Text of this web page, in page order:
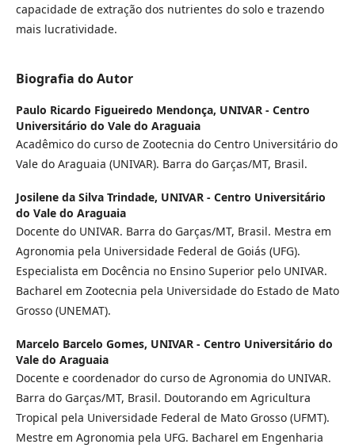
capacidade de extração dos nutrientes do solo e trazendo
mais lucratividade.
Biografia do Autor
Paulo Ricardo Figueiredo Mendonça, UNIVAR - Centro
Universitário do Vale do Araguaia
Acadêmico do curso de Zootecnia do Centro Universitário do
Vale do Araguaia (UNIVAR). Barra do Garças/MT, Brasil.
Josilene da Silva Trindade, UNIVAR - Centro Universitário
do Vale do Araguaia
Docente do UNIVAR. Barra do Garças/MT, Brasil. Mestra em
Agronomia pela Universidade Federal de Goiás (UFG).
Especialista em Docência no Ensino Superior pelo UNIVAR.
Bacharel em Zootecnia pela Universidade do Estado de Mato
Grosso (UNEMAT).
Marcelo Barcelo Gomes, UNIVAR - Centro Universitário do
Vale do Araguaia
Docente e coordenador do curso de Agronomia do UNIVAR.
Barra do Garças/MT, Brasil. Doutorando em Agricultura
Tropical pela Universidade Federal de Mato Grosso (UFMT).
Mestre em Agronomia pela UFG. Bacharel em Engenharia